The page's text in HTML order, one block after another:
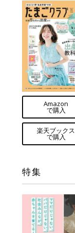
Amazon
で購入
楽天ブックス
で購入
特集